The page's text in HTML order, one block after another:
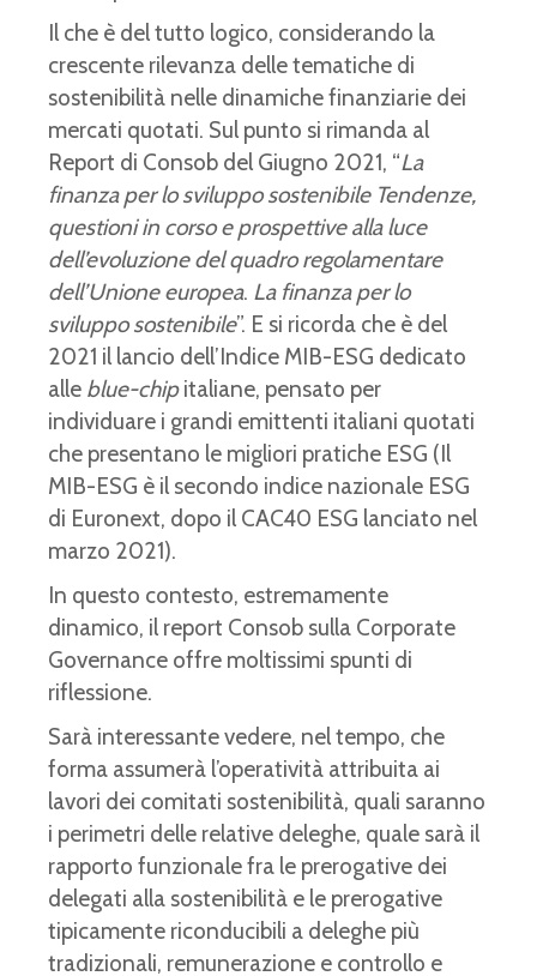
Il che è del tutto logico, considerando la
crescente rilevanza delle tematiche di
sostenibilità nelle dinamiche finanziarie dei
mercati quotati. Sul punto si rimanda al
Report di Consob del Giugno 2021, “La
finanza per lo sviluppo sostenibile Tendenze,
questioni in corso e prospettive alla luce
dell’evoluzione del quadro regolamentare
dell’Unione europea. La finanza per lo
sviluppo sostenibile”. E si ricorda che è del
2021 il lancio dell’Indice MIB-ESG dedicato
alle blue-chipitaliane, pensato per
individuare i grandi emittenti italiani quotati
che presentano le migliori pratiche ESG (Il
MIB-ESG è il secondo indice nazionale ESG
di Euronext, dopo il CAC40 ESG lanciato nel
marzo 2021).
In questo contesto, estremamente
dinamico, il report Consob sulla Corporate
Governance offre moltissimi spunti di
riflessione.
Sarà interessante vedere, nel tempo, che
forma assumerà l’operatività attribuita ai
lavori dei comitati sostenibilità, quali saranno
i perimetri delle relative deleghe, quale sarà il
rapporto funzionale fra le prerogative dei
delegati alla sostenibilità e le prerogative
tipicamente riconducibili a deleghe più
tradizionali, remunerazione e controllo e